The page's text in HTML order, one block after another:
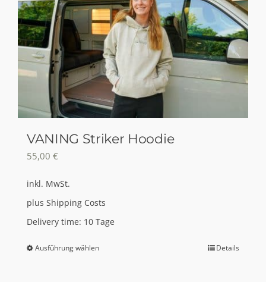
VANING Striker Hoodie
55,00 €
inkl. MwSt.
plus Shipping Costs
Delivery time: 10 Tage
Ausführung wählenDieses
Details